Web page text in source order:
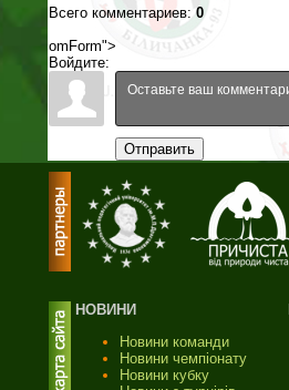
Всего комментариев:0
omForm">
Войдите:
Отправить
НОВИНИ
Новини команди
Новини чемпіонату
Новини кубку